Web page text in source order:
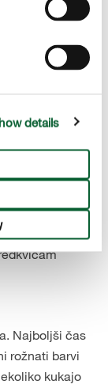
details
sočnost
ne
pred setvijo
gnojilom,
rastjo ni
redno
Najboljši čas
rožnati barvi
kukajo